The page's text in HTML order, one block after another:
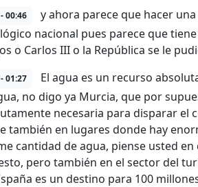
00:46
y ahora parece que hacer
nacional pues parece que
o Carlos III o la República se le
01:27
El agua es un recurso
no digo ya Murcia, que por
necesaria para disparar el
también en lugares donde hay
cantidad de agua, piense usted
pero también en el sector del
es un destino para 100